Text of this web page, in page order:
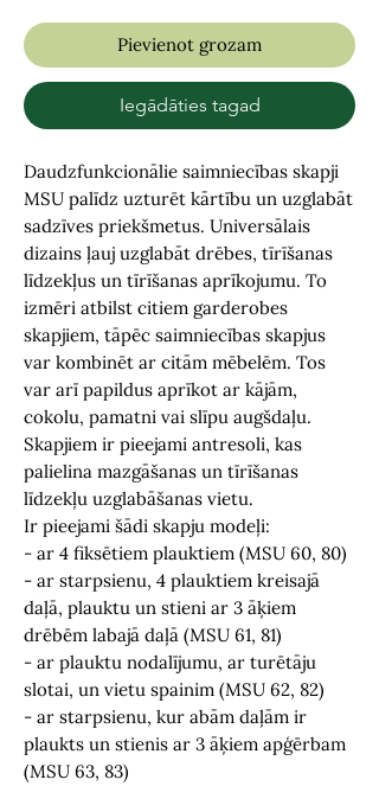
Pievienot grozam
Iegādāties tagad
Daudzfunkcionālie saimniecības skapji
MSU palīdz uzturēt kārtību un uzglabāt
sadzīves priekšmetus. Universālais
dizains ļauj uzglabāt drēbes, tīrīšanas
līdzekļus un tīrīšanas aprīkojumu. To
izmēri atbilst citiem garderobes
skapjiem, tāpēc saimniecības skapjus
var kombinēt ar citām mēbelēm. Tos
var arī papildus aprīkot ar kājām,
cokolu, pamatni vai slīpu augšdaļu.
Skapjiem ir pieejami antresoli, kas
palielina mazgāšanas un tīrīšanas
līdzekļu uzglabāšanas vietu.
Ir pieejami šādi skapju modeļi:
- ar 4 fiksētiem plauktiem (MSU 60, 80)
- ar starpsienu, 4 plauktiem kreisajā
daļā, plauktu un stieni ar 3 āķiem
drēbēm labajā daļā (MSU 61, 81)
- ar plauktu nodalījumu, ar turētāju
slotai, un vietu spainim (MSU 62, 82)
- ar starpsienu, kur abām daļām ir
plaukts un stienis ar 3 āķiem apģērbam
(MSU 63, 83)